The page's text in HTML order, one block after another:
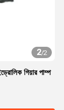
2/2
গিয়ার পাম্প